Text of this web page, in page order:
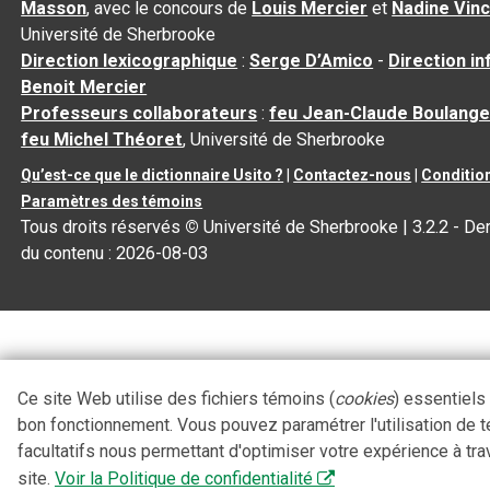
Masson, avec le concours de Louis Mercier et Nadine
Université de Sherbrooke
Direction lexicographique :Serge D’Amico - Direction
Benoit Mercier
Professeurs collaborateurs :feu Jean-Claude
feu Michel Théoret, Université de Sherbrooke
Qu’est-ce que le dictionnaire Usito ? Contactez-nous
Paramètres des témoins
Tous droits réservés © Université de Sherbrooke |3.2.2 -
du contenu :2026-08-03
Ce site Web utilise des fichiers témoins (cookies) essentiels
bon fonctionnement. Vous pouvez paramétrer l'utilisation de
facultatifs nous permettant d'optimiser votre expérience à
site. Voir la Politique de confidentialité